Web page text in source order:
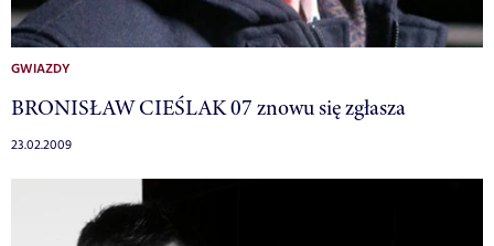
GWIAZDY
BRONISŁAW CIEŚLAK 07 znowu się zgłasza
23.02.2009